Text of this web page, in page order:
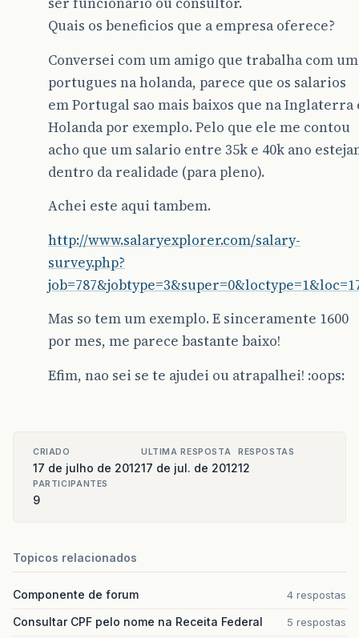
Quais os beneficios que a empresa oferece?
Conversei com um amigo que trabalha com um
portugues na holanda, parece que os salarios
em Portugal sao mais baixos que na Inglaterra
Holanda por exemplo. Pelo que ele me contou
acho que um salario entre 35k e 40k ano
dentro da realidade (para pleno).
Achei este aqui tambem.
http://www.salaryexplorer.com/salary-
survey.php?
Mas so tem um exemplo. E sinceramente 1600
por mes, me parece bastante baixo!
Efim, nao sei se te ajudei ou atrapalhei! :oops:
CRIADO
17 de julho de 2012
ULTIMA RESPOSTA
17 de jul. de 2012
RESPOSTAS
12
PARTICIPANTES
9
Topicos relacionados
Componente de forum 4 respostas
Consultar CPF pelo nome na Receita Federal 5 respostas